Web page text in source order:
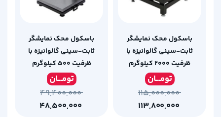
باسکول محک نمایشگر
ثابت-سینی گالوانیزه با
ظرفیت 2000 کیلوگرم
تومـــان
۱۱۵,۰۰۰,۰۰۰
باسکول محک نمایشگر
ثابت-سینی گالوانیزه با
ظرفیت 500 کیلوگرم
تومـــان
۴۹,۴۰۰,۰۰۰